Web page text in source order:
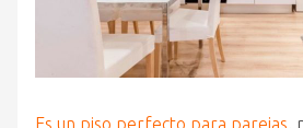
Es un piso perfecto para parejas,